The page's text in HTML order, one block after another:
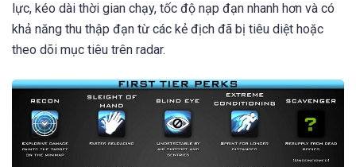
lực, kéo dài thời gian chạy, tốc độ nạp đạn nhanh hơn và có
khả năng thu thập đạn từ các kẻ địch đã bị tiêu diệt hoặc
theo dõi mục tiêu trên radar.